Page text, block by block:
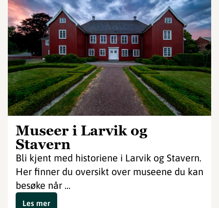
Museer i Larvik og
Stavern
Bli kjent med historiene i Larvik og Stavern.
Her finner du oversikt over museene du kan
besøke når ...
Les mer